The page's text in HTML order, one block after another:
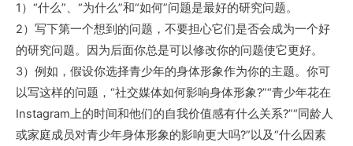
1）“什么”、“为什么”和“如何”问题是最好的研究问题。
2）写下第一个想到的问题，不要担心它们是否会成为一个好
的研究问题。因为后面你总是可以修改你的问题使它更好。
3）例如，假设你选择青少年的身体形象作为你的主题。你可
以写这样的问题，“社交媒体如何影响身体形象?”“青少年花在
Instagram上的时间和他们的自我价值感有什么关系?”“同龄人
或家庭成员对青少年身体形象的影响更大吗?”以及“什么因素